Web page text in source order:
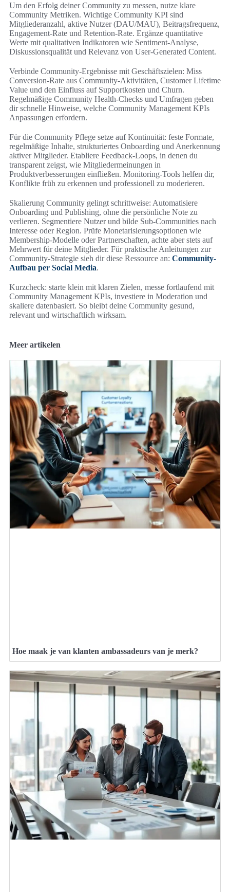
Um den Erfolg deiner Community zu messen, nutze klare
Community Metriken. Wichtige Community KPI sind
Mitgliederanzahl, aktive Nutzer (DAU/MAU), Beitragsfrequenz,
Engagement-Rate und Retention-Rate. Ergänze quantitative
Werte mit qualitativen Indikatoren wie Sentiment-Analyse,
Diskussionsqualität und Relevanz von User-Generated Content.
Verbinde Community-Ergebnisse mit Geschäftszielen: Miss
Conversion-Rate aus Community-Aktivitäten, Customer Lifetime
Value und den Einfluss auf Supportkosten und Churn.
Regelmäßige Community Health-Checks und Umfragen geben
dir schnelle Hinweise, welche Community Management KPIs
Anpassungen erfordern.
Für die Community Pflege setze auf Kontinuität: feste Formate,
regelmäßige Inhalte, strukturiertes Onboarding und Anerkennung
aktiver Mitglieder. Etabliere Feedback-Loops, in denen du
transparent zeigst, wie Mitgliedermeinungen in
Produktverbesserungen einfließen. Monitoring-Tools helfen dir,
Konflikte früh zu erkennen und professionell zu moderieren.
Skalierung Community gelingt schrittweise: Automatisiere
Onboarding und Publishing, ohne die persönliche Note zu
verlieren. Segmentiere Nutzer und bilde Sub-Communities nach
Interesse oder Region. Prüfe Monetarisierungsoptionen wie
Membership-Modelle oder Partnerschaften, achte aber stets auf
Mehrwert für deine Mitglieder. Für praktische Anleitungen zur
Community-Strategie sieh dir diese Ressource an: Community-
Aufbau per Social Media.
Kurzcheck: starte klein mit klaren Zielen, messe fortlaufend mit
Community Management KPIs, investiere in Moderation und
skaliere datenbasiert. So bleibt deine Community gesund,
relevant und wirtschaftlich wirksam.
Meer artikelen
Hoe maak je van klanten ambassadeurs van je merk?